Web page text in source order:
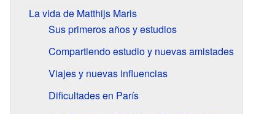
La vida de Matthijs Maris
Sus primeros años y estudios
Compartiendo estudio y nuevas amistades
Viajes y nuevas influencias
Dificultades en París